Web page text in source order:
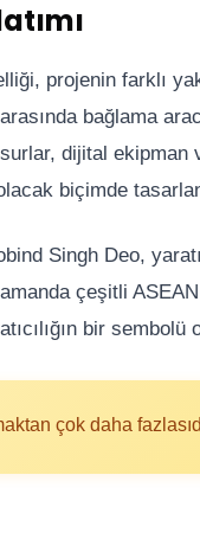
projenin farklı
bağlama
dijital ekipman
biçimde
Singh Deo,
çeşitli
bir sembolü
çok daha